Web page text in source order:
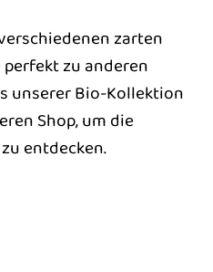
zarten
zu anderen
unserer Bio-Kollektion
Shop, um die
entdecken.